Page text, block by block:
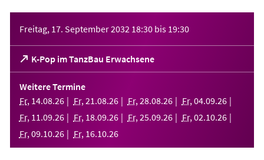
Freitag, 17. September 2032 18:30 bis 19:30
K-Pop im TanzBau Erwachsene
(Öffnet
in
einem
neuen
Tab)
Weitere Termine
Fr, 14.08.26 Fr, 21 .08.26 Fr, 28.08.26 Fr, 04.09.26
Fr, 11 .09.26 Fr, 18.09.26 Fr, 25.09.26 Fr, 02.10.26
Fr, 09.10.26 Fr, 16.10.26